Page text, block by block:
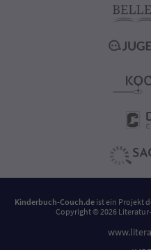
Kinderbuch-Couch.de ist ein Projekt
Copyright © 2026